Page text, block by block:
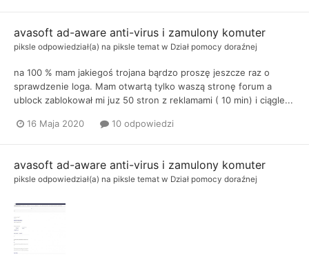
avasoft ad-aware anti-virus i zamulony komuter
piksle odpowiedział(a) na piksle temat w Dział pomocy doraźnej
na 100 % mam jakiegoś trojana bąrdzo proszę jeszcze raz o
sprawdzenie loga. Mam otwartą tylko waszą stronę forum a
ublock zablokował mi juz 50 stron z reklamami ( 10 min) i ciągle...
16 Maja 2020 10 odpowiedzi
avasoft ad-aware anti-virus i zamulony komuter
piksle odpowiedział(a) na piksle temat w Dział pomocy doraźnej